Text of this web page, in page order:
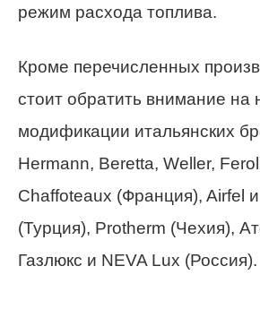
режим расхода топлива.
Кроме перечисленных
стоит обратить внимание на
модификации итальянских
Hermann, Beretta, Weller,
Chaffoteaux (Франция), Airfel
(Турция), Protherm (Чехия),
Газлюкс и NEVA Lux (Россия).